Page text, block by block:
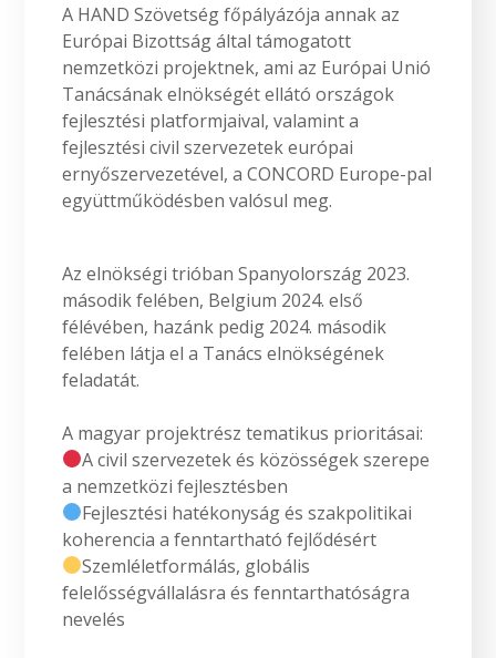
A HAND Szövetség főpályázója annak az
Európai Bizottság által támogatott
nemzetközi projektnek, ami az Európai Unió
Tanácsának elnökségét ellátó országok
fejlesztési platformjaival, valamint a
fejlesztési civil szervezetek európai
ernyőszervezetével, a CONCORD Europe-pal
együttműködésben valósul meg.
Az elnökségi trióban Spanyolország 2023.
második felében, Belgium 2024. első
félévében, hazánk pedig 2024. második
felében látja el a Tanács elnökségének
feladatát.
A magyar projektrész tematikus prioritásai:
A civil szervezetek és közösségek szerepe
a nemzetközi fejlesztésben
Fejlesztési hatékonyság és szakpolitikai
koherencia a fenntartható fejlődésért
Szemléletformálás, globális
felelősségvállalásra és fenntarthatóságra
nevelés